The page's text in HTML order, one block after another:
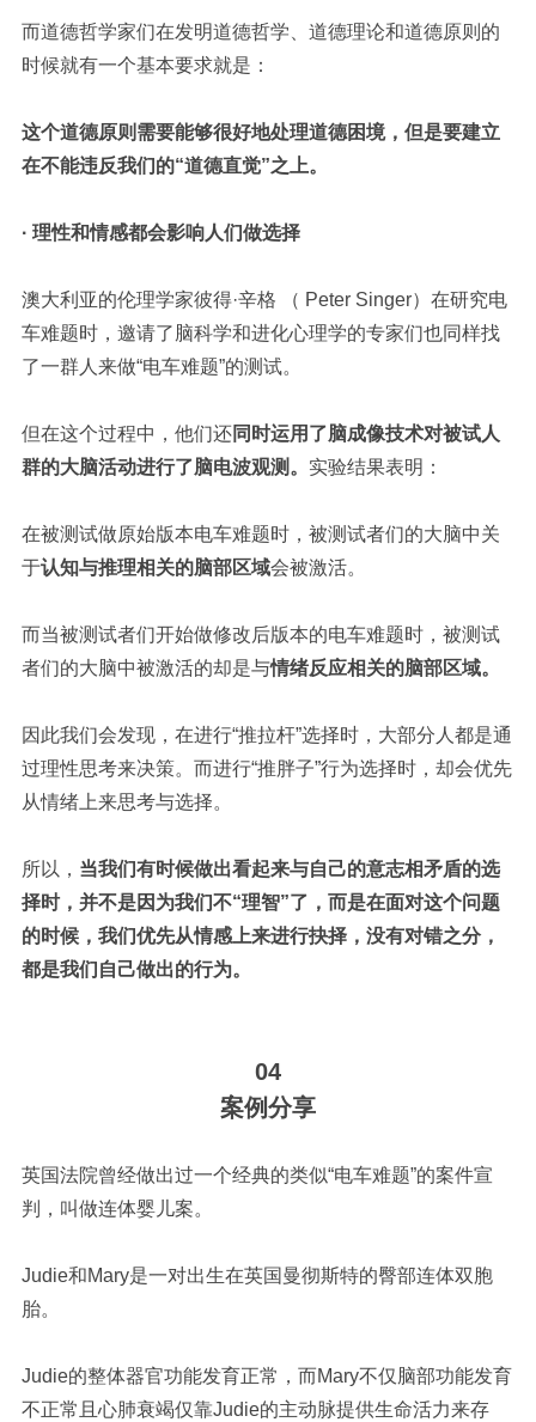
而道德哲学家们在发明道德哲学、道德理论和道德原则的
时候就有一个基本要求就是：
这个道德原则需要能够很好地处理道德困境，但是要建立
在不能违反我们的“道德直觉”之上。
· 理性和情感都会影响人们做选择
澳大利亚的伦理学家彼得·辛格 （ Peter Singer） 在研究电
车难题时，邀请了脑科学和进化心理学的专家们也同样找
了一群人来做“电车难题”的测试。
但在这个过程中，他们还同时运用了脑成像技术对被试人
群的大脑活动进行了脑电波观测。 实验结果表明：
在被测试做原始版本电车难题时，被测试者们的大脑中关
于认知与推理相关的脑部区域会被激活。
而当被测试者们开始做修改后版本的电车难题时，被测试
者们的大脑中被激活的却是与情绪反应相关的脑部区域。
因此我们会发现，在进行“推拉杆”选择时，大部分人都是通
过理性思考来决策。而进行“推胖子”行为选择时，却会优先
从情绪上来思考与选择。
所以， 当我们有时候做出看起来与自己的意志相矛盾的选
择时，并不是因为我们不“理智”了，而是在面对这个问题
的时候，我们优先从情感上来进行抉择，没有对错之分，
都是我们自己做出的行为。
04
案例分享
英国法院曾经做出过一个经典的类似“电车难题”的案件宣
判，叫做连体婴儿案。
Judie和Mary是一对出生在英国曼彻斯特的臀部连体双胞
胎。
Judie的整体器官功能发育正常，而Mary不仅脑部功能发育
不正常且心肺衰竭仅靠Judie的主动脉提供生命活力来存